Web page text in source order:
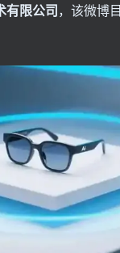
有限公司，该微博